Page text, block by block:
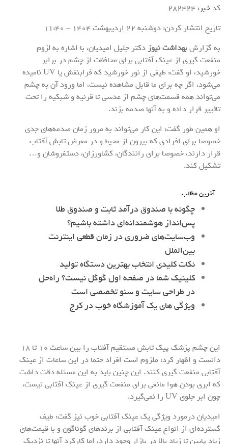
کدخبر: 282424
تاریخ انتشار کردن: دوشنبه 22 ارديبهشت 1404 – 11:40
به گزارشبهداشت نیوزدکتر جلیل امیدیان، با اشاره به لزوم
منفعت گیری از عینک آفتابی برای محافظت از چشم در برابر
خورشید، او گفت: طیفی از نور خورشید که فرابنفش یا UV نامیده
می‌شود، اگر چه برای ما قابل مشاهده نیست، اما ورود آن به چشم
می‌تواند همه قسمت‌های چشم از عدسی تا قرنیه و شبکیه را تحت
تاثییر قرار داده و به آنها صدمه بزند.
او همین طور گفت: این کار می‌تواند به مرور زمان صدمه‌های جدی
خصوصا برای افرادی که بیرون از محیط و در معرض تابش آفتاب
قرار دارند، خصوصا برای رانندگان، کشاورزان، دستفروشان و…
تشکیل کند.
آخرین مطالب
چگونه با صندوق درآمد ثابت و صندوق طلا
پس‌انداز هوشمندانه‌ای داشته باشیم؟
وب‌سایت‌های ضروری در زمان قطعی اینترنت
بین‌الملل
نکات کلیدی انتخاب بهترین دستگاه تولید
کلینیک شما در صفحه اول گوگل نیست؟ راه‌حل
در طراحی سایت و سئو تخصصی است
ویژگی های یک آموزشگاه خوب در کرج
این چشم پزشک پیک تابش مستقیم آفتاب را بین ساعت ۱۰ تا ۱۸
دانست و اظهار کرد: ملزوم است افراد حتما در این ساعات از عینک
آفتابی منفعت گیری کنند. این چنین باید به این مسئله دقت داشت
که ابری بودن هوا مانعی برای منفعت گیری از عینک آفتابی نیست،
چون ابر جلوی UV را نمی‌گیرد.
امیدیان درمورد ویژگی یک عینک آفتابی خوب نیز گفت: طیف
گسترده‌ای از انواع عینک آفتابی از برندهای گوناگون و با قیمت‌های
زیاد پایین تا زیاد بالا در بازار وجود دارد، اما کارکرد آنها تا نزدیک